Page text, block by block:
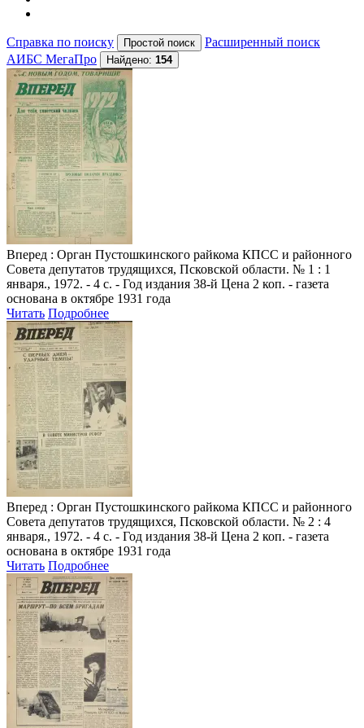
Справка по поиску
Расширенный поиск
АИБС МегаПро
Найдено: 154
Вперед : Орган Пустошкинского райкома КПСС и районного
Совета депутатов трудящихся, Псковской области. № 1 : 1
января., 1972. - 4 с. - Год издания 38-й Цена 2 коп. - газета
основана в октябре 1931 года
Читать Подробнее
Вперед : Орган Пустошкинского райкома КПСС и районного
Совета депутатов трудящихся, Псковской области. № 2 : 4
января., 1972. - 4 с. - Год издания 38-й Цена 2 коп. - газета
основана в октябре 1931 года
Читать Подробнее